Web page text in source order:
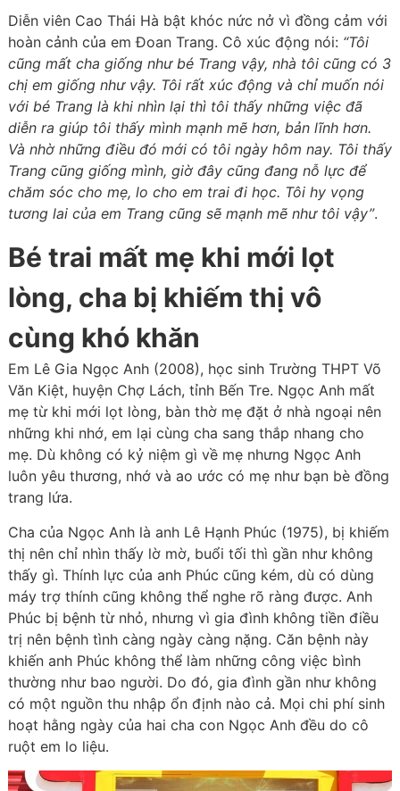
Diễn viên Cao Thái Hà bật khóc nức nở vì đồng cảm với
hoàn cảnh của em Đoan Trang. Cô xúc động nói: “Tôi
cũng mất cha giống như bé Trang vậy, nhà tôi cũng có 3
chị em giống như vậy. Tôi rất xúc động và chỉ muốn nói
với bé Trang là khi nhìn lại thì tôi thấy những việc đã
diễn ra giúp tôi thấy mình mạnh mẽ hơn, bản lĩnh hơn.
Và nhờ những điều đó mới có tôi ngày hôm nay. Tôi thấy
Trang cũng giống mình, giờ đây cũng đang nỗ lực để
chăm sóc cho mẹ, lo cho em trai đi học. Tôi hy vọng
tương lai của em Trang cũng sẽ mạnh mẽ như tôi vậy”.
Bé trai mất mẹ khi mới lọt
lòng, cha bị khiếm thị vô
cùng khó khăn
Em Lê Gia Ngọc Anh (2008), học sinh Trường THPT Võ
Văn Kiệt, huyện Chợ Lách, tỉnh Bến Tre. Ngọc Anh mất
mẹ từ khi mới lọt lòng, bàn thờ mẹ đặt ở nhà ngoại nên
những khi nhớ, em lại cùng cha sang thắp nhang cho
mẹ. Dù không có kỷ niệm gì về mẹ nhưng Ngọc Anh
luôn yêu thương, nhớ và ao ước có mẹ như bạn bè đồng
trang lứa.
Cha của Ngọc Anh là anh Lê Hạnh Phúc (1975), bị khiếm
thị nên chỉ nhìn thấy lờ mờ, buổi tối thì gần như không
thấy gì. Thính lực của anh Phúc cũng kém, dù có dùng
máy trợ thính cũng không thể nghe rõ ràng được. Anh
Phúc bị bệnh từ nhỏ, nhưng vì gia đình không tiền điều
trị nên bệnh tình càng ngày càng nặng. Căn bệnh này
khiến anh Phúc không thể làm những công việc bình
thường như bao người. Do đó, gia đình gần như không
có một nguồn thu nhập ổn định nào cả. Mọi chi phí sinh
hoạt hằng ngày của hai cha con Ngọc Anh đều do cô
ruột em lo liệu.